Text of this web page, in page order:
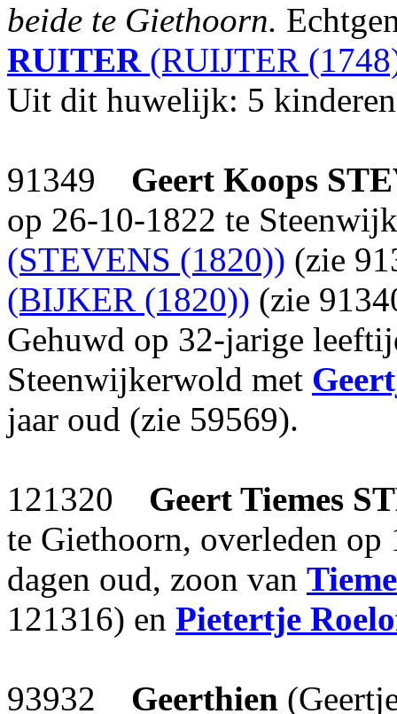
beide te Giethoorn.
RUITER(RUIJTER
Uit dit huwelijk: 5
91349 Geert Koops
op 26-10-1822 te
(STEVENS (1820)) (zie
(BIJKER (1820)) (zie
Gehuwd op 32-jarige
Steenwijkerwold met
jaar oud (zie 59569).
121320 Geert Tiemes
te Giethoorn, overleden
dagen oud, zoon van
121316) en Pietertje
93932 Geerthien